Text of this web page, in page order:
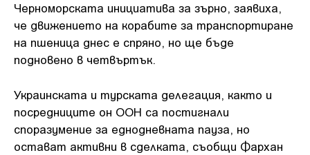
Черноморската инициатива за зърно, заявиха,
че движението на корабите за транспортиране
на пшеница днес е спряно, но ще бъде
подновено в четвъртък.
Украинската и турската делегация, както и
посредниците он ООН са постигнали
споразумение за еднодневната пауза, но
остават активни в сделката, съобщи Фархан